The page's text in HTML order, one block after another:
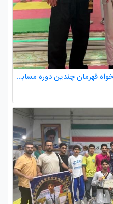
ارتقای کمربند دان ۳ صدرا سلطانخواه قهرمان چندین دوره مسابقات استانی و کشوری در رده سنی خردسالان و نونهالان